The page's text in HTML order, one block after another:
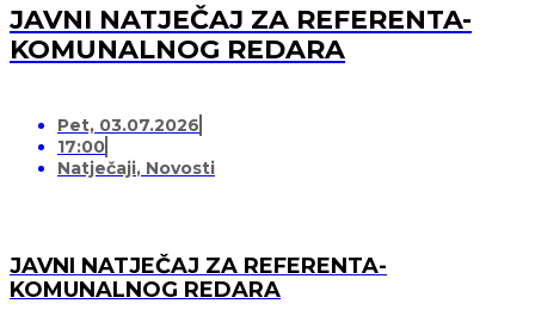
JAVNI NATJEČAJ ZA REFERENTA-
KOMUNALNOG REDARA
Pet, 03.07.2026
17:00
Natječaji, Novosti
JAVNI NATJEČAJ ZA REFERENTA-
KOMUNALNOG REDARA